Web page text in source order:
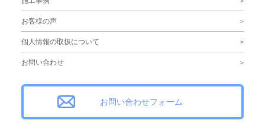
お客様の声
個人情報の取扱について
お問い合わせ
お問い合わせフォーム